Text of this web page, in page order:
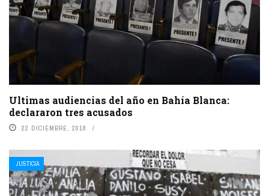
Ultimas audiencias del año en Bahía Blanca:
declararon tres acusados
22 DICIEMBRE, 2018
JUSTICIA